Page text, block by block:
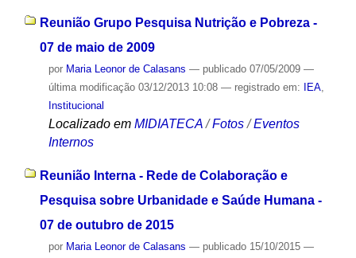
Reunião Grupo Pesquisa Nutrição e Pobreza -
07 de maio de 2009
por Maria Leonor de Calasans — publicado07/05/2009 —
última modificação03/12/2013 10:08 — registrado em: IEA,
Institucional
Localizado em MIDIATECA /Fotos /Eventos
Internos
Reunião Interna - Rede de Colaboração e
Pesquisa sobre Urbanidade e Saúde Humana -
07 de outubro de 2015
por Maria Leonor de Calasans — publicado15/10/2015 —